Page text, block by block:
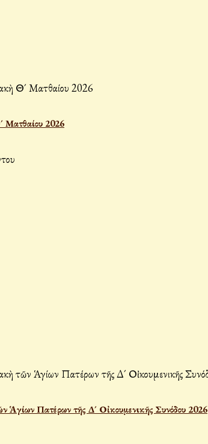
Ματθαίου 2026
Ἁγίων Πατέρων τῆς Δ´ Οἰκουμενικῆς Συνόδου 2026